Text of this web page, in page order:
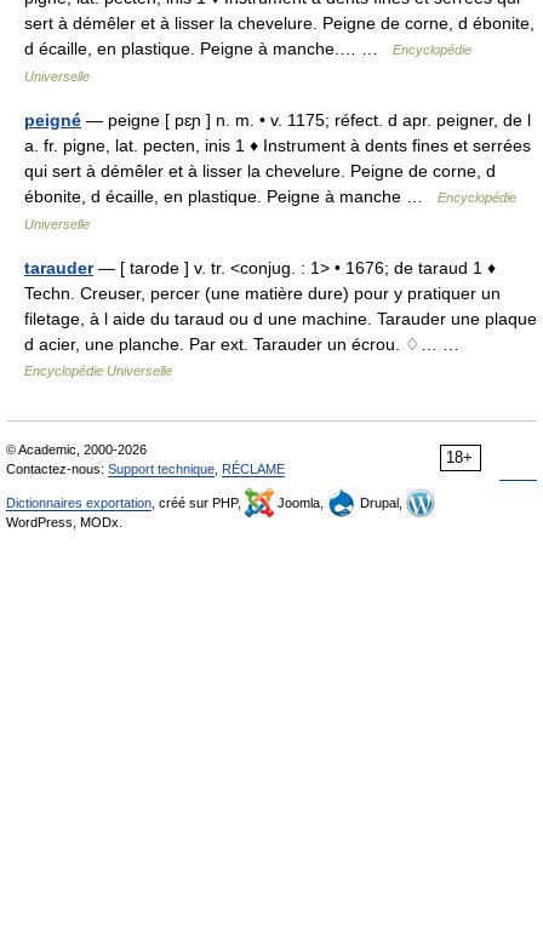
sert à démêler et à lisser la chevelure. Peigne de corne, d ébonite,
d écaille, en plastique. Peigne à manche.… …
Encyclopédie
Universelle
peigné — peigne [ pɛɲ ] n. m. • v. 1175; réfect. d apr. peigner, de l
a. fr. pigne, lat. pecten, inis 1 ♦ Instrument à dents fines et serrées
qui sert à démêler et à lisser la chevelure. Peigne de corne, d
ébonite, d écaille, en plastique. Peigne à manche …
Encyclopédie
Universelle
tarauder— [ tarode ] v. tr. <conjug. : 1> • 1676; de taraud 1 ♦
Techn. Creuser, percer (une matière dure) pour y pratiquer un
filetage, à l aide du taraud ou d une machine. Tarauder une plaque
d acier, une planche. Par ext. Tarauder un écrou. ♢… …
Encyclopédie Universelle
18+
© Academic, 2000-2026
Contactez-nous: Support technique RÉCLAME
Dictionnaires exportation , créé sur PHP, Joomla,
Drupal,
WordPress, MODx.